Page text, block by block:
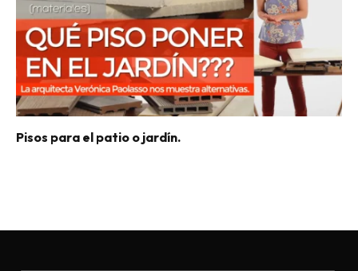
Pisos para el patio o jardín.